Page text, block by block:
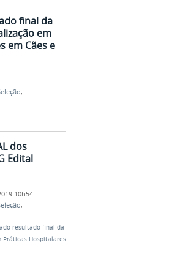
final da
em
em Cães e
,
dos
Edital
10h54
,
resultado final da
Práticas Hospitalares